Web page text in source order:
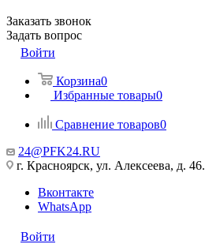
Заказать звонок
Задать вопрос
Войти
Корзина0
Избранные товары0
Сравнение товаров0
24@PFK24.RU
г. Красноярск, ул. Алексеева, д. 46.
Вконтакте
WhatsApp
Войти